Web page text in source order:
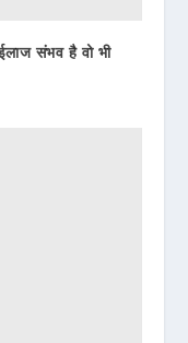
संभव है वो भी